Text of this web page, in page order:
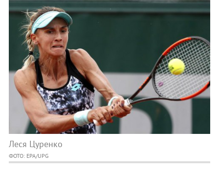
Леся Цуренко
ФОТО: EPA/UPG